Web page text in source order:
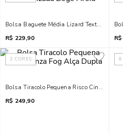
Bolsa Baguete Média Lizard Texturizada
R$ 229,90
R$
2 CORES
Bolsa Tiracolo Pequena Risco Cinza Fog
R$ 249,90
8